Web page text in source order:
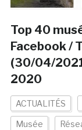
Top 40
Facebook /
(30/04/
2020
ACTUALITÉS
Musée